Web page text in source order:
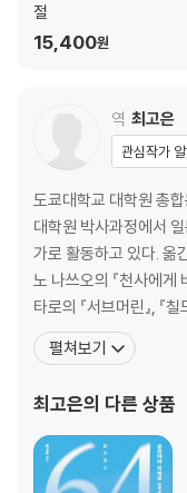
절
15,400원
역 최고은
관심작가
도쿄대학교 대학원 총
대학원 박사과정에서
가로 활동하고 있다. 옮
노 나쓰오의 『천사에게
타로의 『서브머린』, 『
가시노 게이고의 『옛날
용골』, 미치오 슈스케의
리무라 세이치의 [증명]
펼쳐보기
최고은의 다른 상품